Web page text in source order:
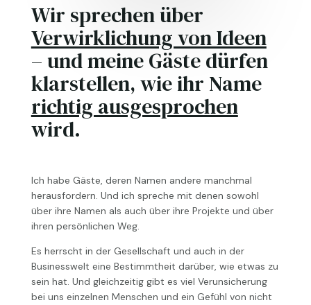
Wir sprechen über
Verwirklichung von Ideen
– und meine Gäste dürfen
klarstellen, wie ihr Name
richtig ausgesprochen
wird.
Ich habe Gäste, deren Namen andere manchmal
herausfordern. Und ich spreche mit denen sowohl
über ihre Namen als auch über ihre Projekte und über
ihren persönlichen Weg.
Es herrscht in der Gesellschaft und auch in der
Businesswelt eine Bestimmtheit darüber, wie etwas zu
sein hat. Und gleichzeitig gibt es viel Verunsicherung
bei uns einzelnen Menschen und ein Gefühl von nicht